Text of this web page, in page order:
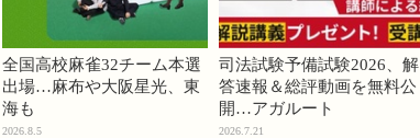
全国高校麻雀32チーム本選
出場…麻布や大阪星光、東
海も
2026.8.5
司法試験予備試験2026、解
答速報＆総評動画を無料公
開…アガルート
2026.7.21